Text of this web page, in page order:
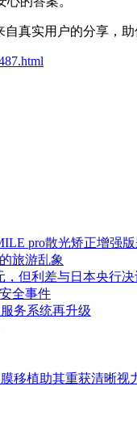
真实用户的分享，
pro散光矫正增强版
旅游乱象
但利差与日本央行
全事件
务系统再升级
移植助其重获清晰视